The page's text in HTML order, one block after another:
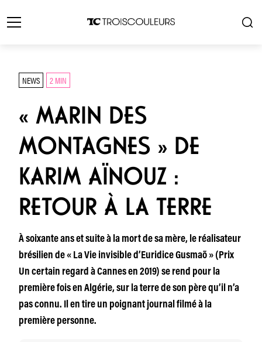
NEWS 2 MIN
« MARIN DES
MONTAGNES » DE
KARIM AÏNOUZ :
RETOUR À LA TERRE
À soixante ans et suite à la mort de sa mère, le réalisateur
brésilien de « La Vie invisible d’Euridice Gusmaõ » (Prix
Un certain regard à Cannes en 2019) se rend pour la
première fois en Algérie, sur la terre de son père qu’il n’a
pas connu. Il en tire un poignant journal filmé à la
première personne.